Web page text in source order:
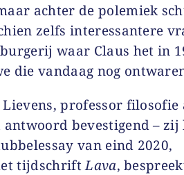
achter de polemiek
zelfs interessantere
waar Claus het in
die vandaag nog
professor filosofie
antwoord bevestigend – zij
van eind 2020,
tijdschriftLava,